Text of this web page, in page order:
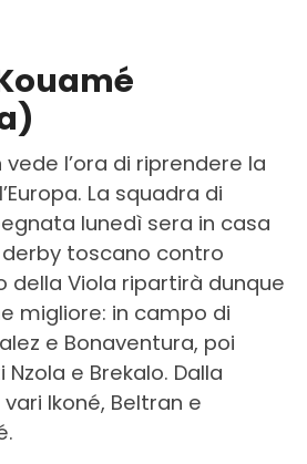
vede l’ora di riprendere la
La squadra di
lunedì sera in casa
toscano contro
della Viola ripartirà dunque
migliore: in campo di
e Bonaventura, poi
e Brekalo. Dalla
Ikoné, Beltran e